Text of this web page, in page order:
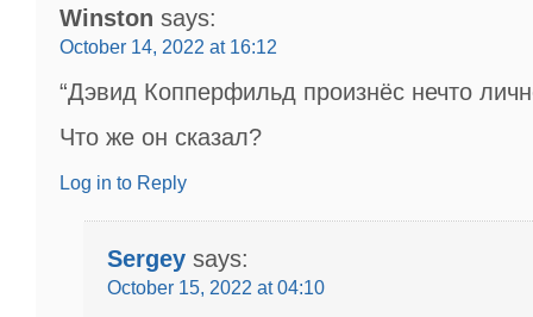
Winston says:
October 14, 2022 at 16:12
“Дэвид Копперфильд произнёс нечто
Что же он сказал?
Log in to Reply
Sergey says:
October 15, 2022 at 04:10